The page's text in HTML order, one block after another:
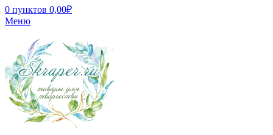
0 пунктов 0,00₽
Меню